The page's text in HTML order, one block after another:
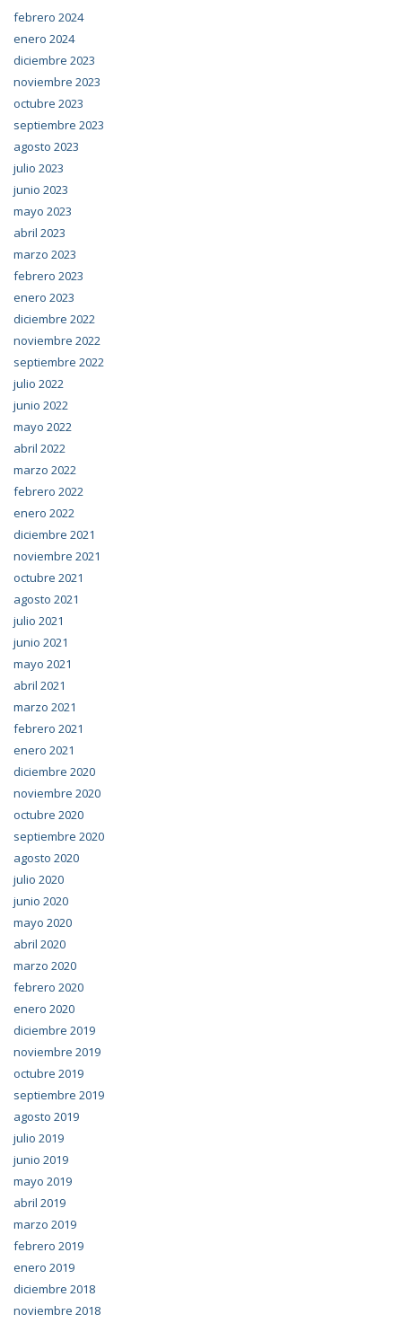
febrero 2024
enero 2024
diciembre 2023
noviembre 2023
octubre 2023
septiembre 2023
agosto 2023
julio 2023
junio 2023
mayo 2023
abril 2023
marzo 2023
febrero 2023
enero 2023
diciembre 2022
noviembre 2022
septiembre 2022
julio 2022
junio 2022
mayo 2022
abril 2022
marzo 2022
febrero 2022
enero 2022
diciembre 2021
noviembre 2021
octubre 2021
agosto 2021
julio 2021
junio 2021
mayo 2021
abril 2021
marzo 2021
febrero 2021
enero 2021
diciembre 2020
noviembre 2020
octubre 2020
septiembre 2020
agosto 2020
julio 2020
junio 2020
mayo 2020
abril 2020
marzo 2020
febrero 2020
enero 2020
diciembre 2019
noviembre 2019
octubre 2019
septiembre 2019
agosto 2019
julio 2019
junio 2019
mayo 2019
abril 2019
marzo 2019
febrero 2019
enero 2019
diciembre 2018
noviembre 2018